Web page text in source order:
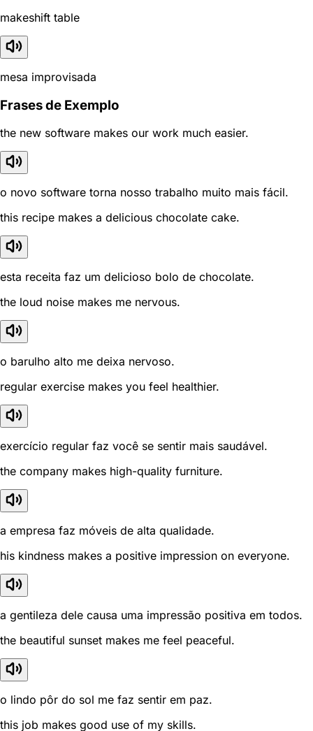
makeshift table
mesa improvisada
Frases de Exemplo
the new software makes our work much easier.
o novo software torna nosso trabalho muito mais fácil.
this recipe makes a delicious chocolate cake.
esta receita faz um delicioso bolo de chocolate.
the loud noise makes me nervous.
o barulho alto me deixa nervoso.
regular exercise makes you feel healthier.
exercício regular faz você se sentir mais saudável.
the company makes high-quality furniture.
a empresa faz móveis de alta qualidade.
his kindness makes a positive impression on everyone.
a gentileza dele causa uma impressão positiva em todos.
the beautiful sunset makes me feel peaceful.
o lindo pôr do sol me faz sentir em paz.
this job makes good use of my skills.